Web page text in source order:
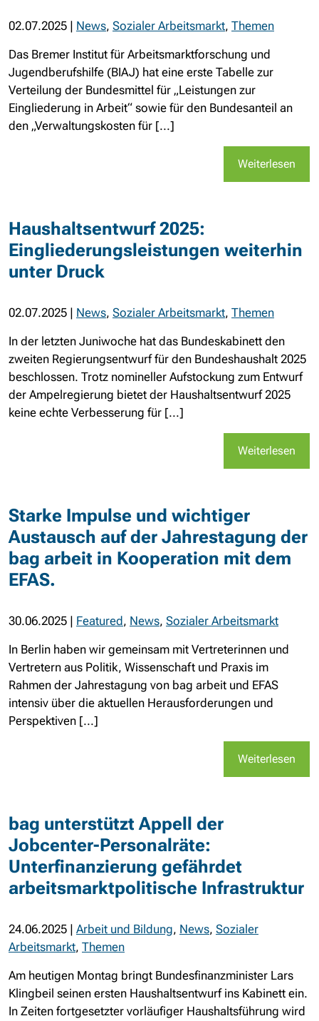
02.07.2025 | News, Sozialer Arbeitsmarkt, Themen
Das Bremer Institut für Arbeitsmarktforschung und
Jugendberufshilfe (BIAJ) hat eine erste Tabelle zur
Verteilung der Bundesmittel für „Leistungen zur
Eingliederung in Arbeit“ sowie für den Bundesanteil an
den „Verwaltungskosten für [...]
Weiterlesen
Haushaltsentwurf 2025:
Eingliederungsleistungen weiterhin
unter Druck
02.07.2025 | News, Sozialer Arbeitsmarkt, Themen
In der letzten Juniwoche hat das Bundeskabinett den
zweiten Regierungsentwurf für den Bundeshaushalt 2025
beschlossen. Trotz nomineller Aufstockung zum Entwurf
der Ampelregierung bietet der Haushaltsentwurf 2025
keine echte Verbesserung für [...]
Weiterlesen
Starke Impulse und wichtiger
Austausch auf der Jahrestagung der
bag arbeit in Kooperation mit dem
EFAS.
30.06.2025 | Featured, News, Sozialer Arbeitsmarkt
In Berlin haben wir gemeinsam mit Vertreterinnen und
Vertretern aus Politik, Wissenschaft und Praxis im
Rahmen der Jahrestagung von bag arbeit und EFAS
intensiv über die aktuellen Herausforderungen und
Perspektiven [...]
Weiterlesen
bag unterstützt Appell der
Jobcenter-Personalräte:
Unterfinanzierung gefährdet
arbeitsmarktpolitische Infrastruktur
24.06.2025 | Arbeit und Bildung, News, Sozialer
Arbeitsmarkt, Themen
Am heutigen Montag bringt Bundesfinanzminister Lars
Klingbeil seinen ersten Haushaltsentwurf ins Kabinett ein.
In Zeiten fortgesetzter vorläufiger Haushaltsführung wird